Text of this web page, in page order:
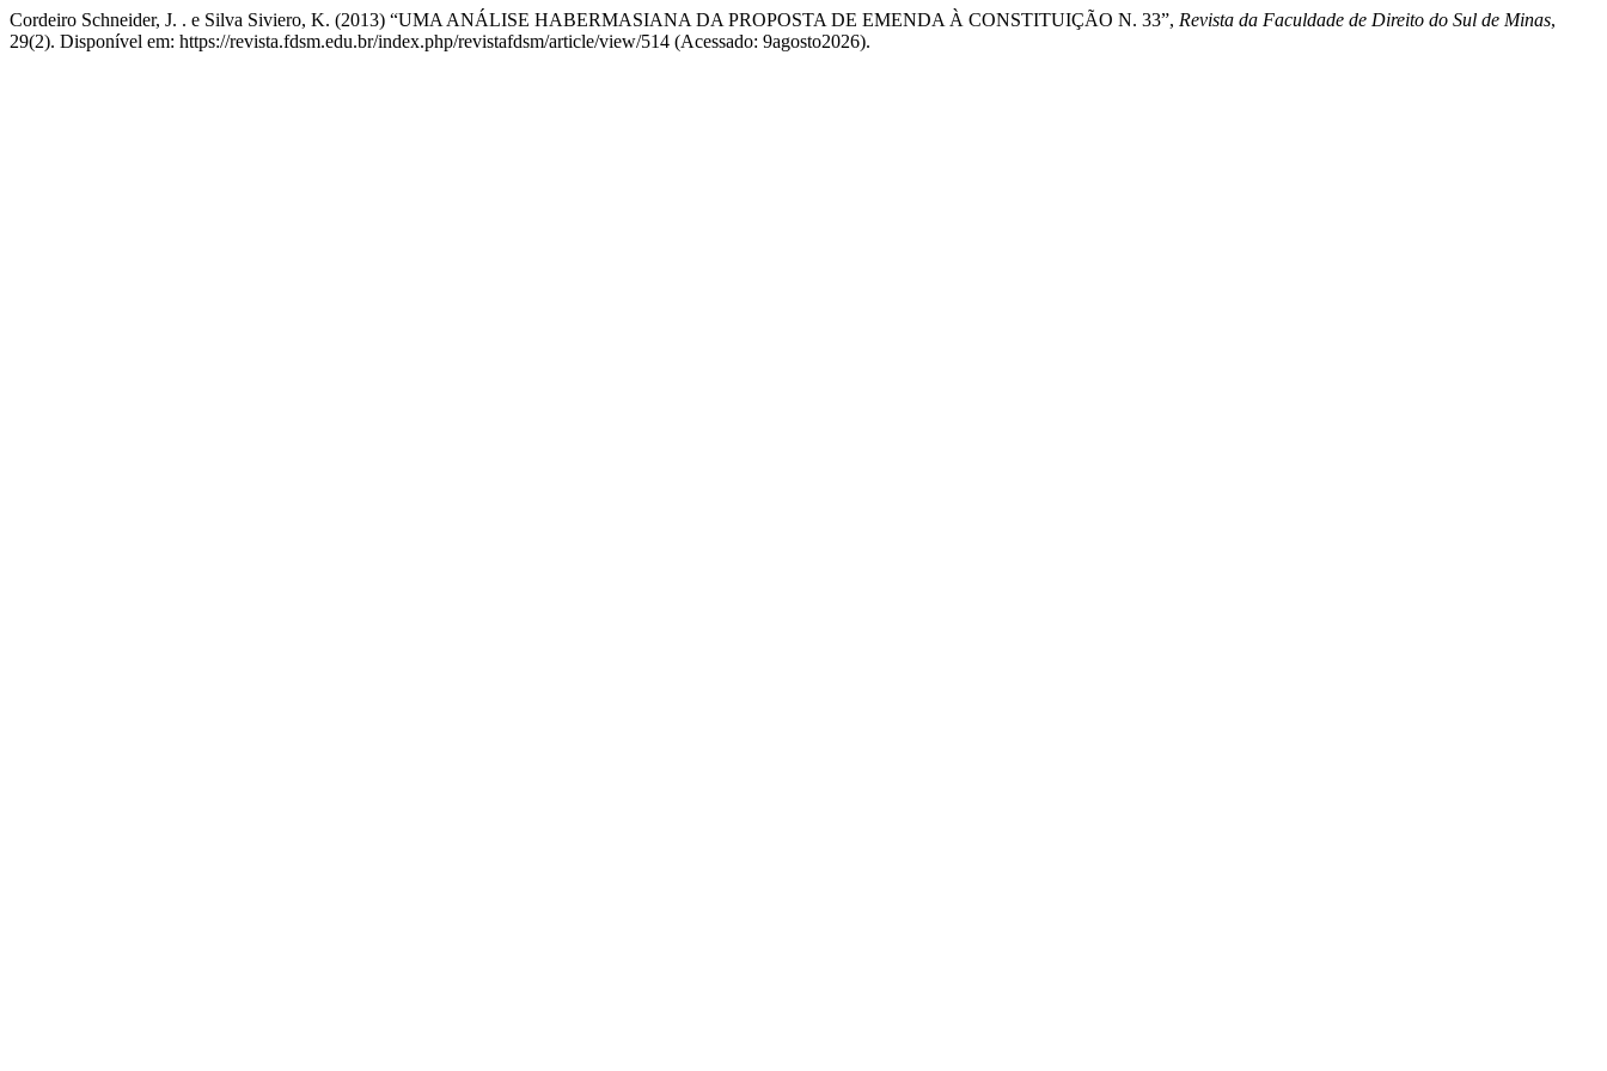
Cordeiro Schneider, J. . e Silva Siviero, K. (2013) “UMA ANÁLISE HABERMASIANA DA PROPOSTA DE EMENDA À CONSTITUIÇÃO N. 33”, Revista da Faculdade de Direito do Sul de Minas,
29(2). Disponível em: https://revista.fdsm.edu.br/index.php/revistafdsm/article/view/514 (Acessado: 9agosto2026).